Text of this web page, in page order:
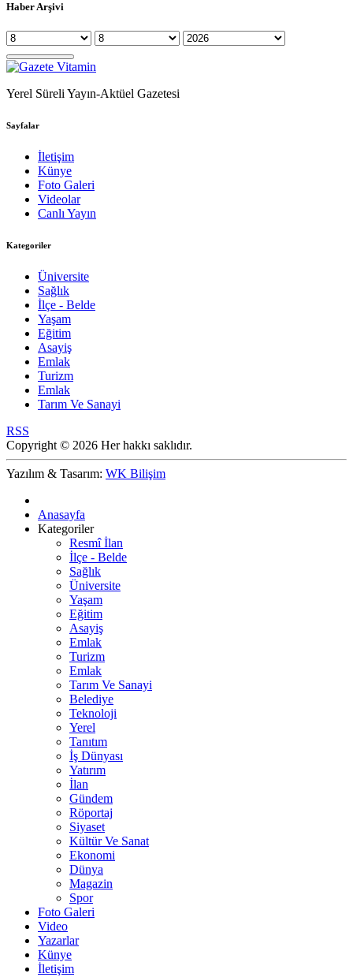
Haber Arşivi
Yerel Süreli Yayın-Aktüel Gazetesi
Sayfalar
İletişim
Künye
Foto Galeri
Videolar
Canlı Yayın
Kategoriler
Üniversite
Sağlık
İlçe - Belde
Yaşam
Eğitim
Asayiş
Emlak
Turizm
Emlak
Tarım Ve Sanayi
RSS
Copyright © 2026 Her hakkı saklıdır.
Yazılım & Tasarım: WK Bilişim
Anasayfa
Kategoriler
Resmî İlan
İlçe - Belde
Sağlık
Üniversite
Yaşam
Eğitim
Asayiş
Emlak
Turizm
Emlak
Tarım Ve Sanayi
Belediye
Teknoloji
Yerel
Tanıtım
İş Dünyası
Yatırım
İlan
Gündem
Röportaj
Siyaset
Kültür Ve Sanat
Ekonomi
Dünya
Magazin
Spor
Foto Galeri
Video
Yazarlar
Künye
İletişim